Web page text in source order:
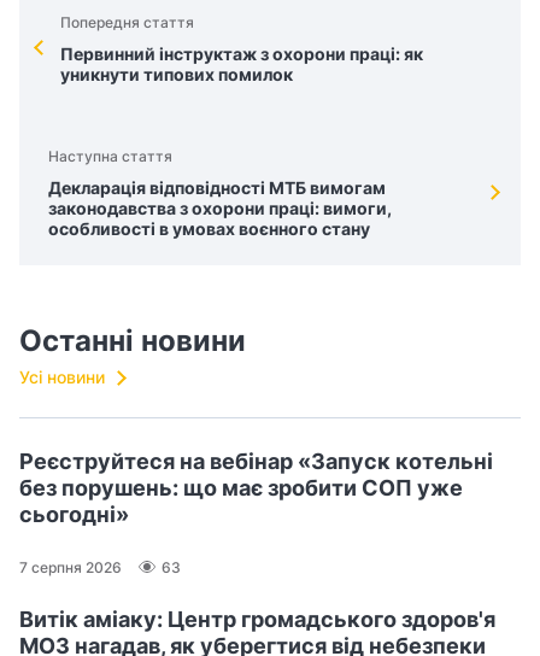
Попередня стаття
Первинний інструктаж з охорони праці: як
уникнути типових помилок
Наступна стаття
Декларація відповідності МТБ вимогам
законодавства з охорони праці: вимоги,
особливості в умовах воєнного стану
Останні новини
Усі новини
Реєструйтеся на вебінар «Запуск котельні
без порушень: що має зробити СОП уже
сьогодні»
7 серпня 2026 63
Витік аміаку: Центр громадського здоров'я
МОЗ нагадав, як уберегтися від небезпеки